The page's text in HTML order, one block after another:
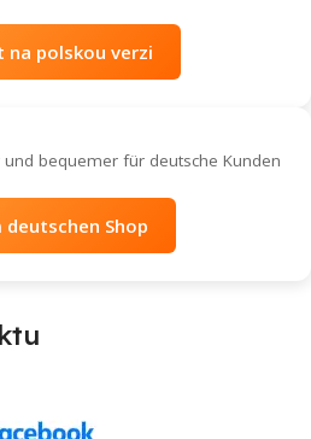
na polskou verzi
bequemer für deutsche Kunden
deutschen Shop